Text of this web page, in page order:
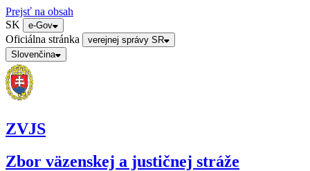
Prejsť na obsah
SK
e-Gov
Oficiálna stránka
verejnej správy SR
Slovenčina
ZVJS
Zbor väzenskej a justičnej stráže